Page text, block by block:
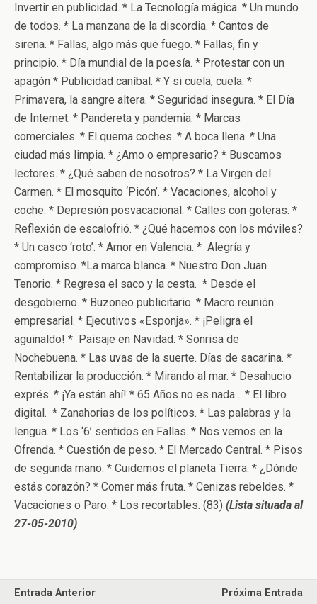
Invertir en publicidad. * La Tecnología mágica. * Un mundo
de todos. * La manzana de la discordia. * Cantos de
sirena. * Fallas, algo más que fuego. * Fallas, fin y
principio. * Día mundial de la poesía. * Protestar con un
apagón * Publicidad caníbal. * Y si cuela, cuela. *
Primavera, la sangre altera. * Seguridad insegura. * El Día
de Internet. * Pandereta y pandemia. * Marcas
comerciales. * El quema coches. * A boca llena. * Una
ciudad más limpia. * ¿Amo o empresario? * Buscamos
lectores. * ¿Qué saben de nosotros? * La Virgen del
Carmen. * El mosquito ‘Picón’. * Vacaciones, alcohol y
coche. * Depresión posvacacional. * Calles con goteras. *
Reflexión de escalofrió. * ¿Qué hacemos con los móviles?
* Un casco ‘roto’. * Amor en Valencia. * Alegría y
compromiso. *La marca blanca. * Nuestro Don Juan
Tenorio. * Regresa el saco y la cesta. * Desde el
desgobierno. * Buzoneo publicitario. * Macro reunión
empresarial. * Ejecutivos «Esponja». * ¡Peligra el
aguinaldo! * Paisaje en Navidad. * Sonrisa de
Nochebuena. * Las uvas de la suerte. Días de sacarina. *
Rentabilizar la producción. * Mirando al mar. * Desahucio
exprés. * ¡Ya están ahí! * 65 Años no es nada… * El libro
digital. * Zanahorias de los políticos. * Las palabras y la
lengua. * Los ‘6’ sentidos en Fallas. * Nos vemos en la
Ofrenda. * Cuestión de peso. * El Mercado Central. * Pisos
de segunda mano. * Cuidemos el planeta Tierra. * ¿Dónde
estás corazón? * Comer más fruta. * Cenizas rebeldes. *
Vacaciones o Paro. * Los recortables. (83) (Lista situada al
27-05-2010)
Entrada Anterior
Próxima Entrada